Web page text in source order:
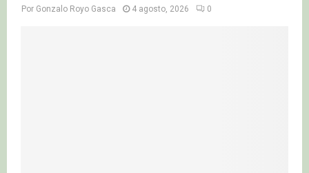
Por Gonzalo Royo Gasca 4 agosto, 2026 0